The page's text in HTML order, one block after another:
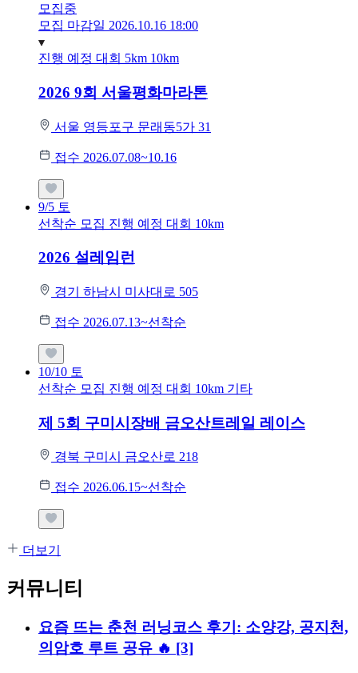
모집중
모집 마감일 2026.10.16 18:00
진행 예정 대회 5km 10km
2026 9회 서울평화마라톤
서울 영등포구 문래동5가 31
접수 2026.07.08~10.16
9/5 토
선착순 모집 진행 예정 대회 10km
2026 설레임런
경기 하남시 미사대로 505
접수 2026.07.13~선착순
10/10 토
선착순 모집 진행 예정 대회 10km 기타
제 5회 구미시장배 금오산트레일 레이스
경북 구미시 금오산로 218
접수 2026.06.15~선착순
더보기
커뮤니티
요즘 뜨는 춘천 러닝코스 후기: 소양강, 공지천,
의암호 루트 공유 🔥 [3]